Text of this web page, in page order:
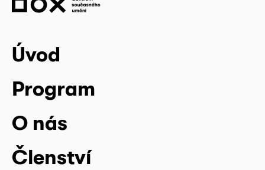
Úvod
Program
O nás
Členství